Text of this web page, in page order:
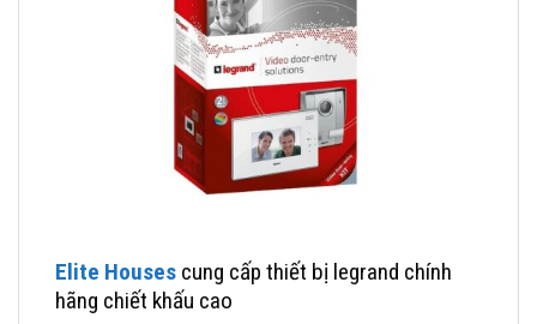
Elite Houses cung cấp thiết bị legrand chính
hãng chiết khấu cao